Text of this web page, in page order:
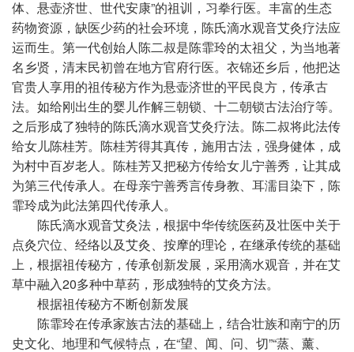
体、悬壶济世、世代安康”的祖训， 习拳行医。丰富的生态
药物资源，缺医少药的社会环境，陈氏滴水观音艾灸疗法应
运而生。第一代创始人陈二叔是陈霏玲的太祖父，为当地著
名乡贤，清末民初曾在地方官府行医。衣锦还乡后，他把达
官贵人享用的祖传秘方作为悬壶济世的平民良方，传承古
法。如给刚出生的婴儿作解三朝锁、十二朝锁古法治疗等。
之后形成了独特的陈氏滴水观音艾灸疗法。陈二叔将此法传
给女儿陈桂芳。陈桂芳得其真传，施用古法，强身健体，成
为村中百岁老人。陈桂芳又把秘方传给女儿宁善秀，让其成
为第三代传承人。在母亲宁善秀言传身教、耳濡目染下，陈
霏玲成为此法第四代传承人。
陈氏滴水观音艾灸法，根据中华传统医药及壮医中关于
点灸穴位、经络以及艾灸、按摩的理论，在继承传统的基础
上，根据祖传秘方，传承创新发展，采用滴水观音，并在艾
草中融入20多种中草药，形成独特的艾灸方法。
根据祖传秘方不断创新发展
陈霏玲在传承家族古法的基础上，结合壮族和南宁的历
史文化、地理和气候特点，在“望、闻、问、切”“蒸、薰、